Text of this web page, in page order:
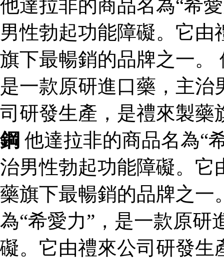
他達拉非的商品名為“希
男性勃起功能障礙。它
旗下最暢銷的品牌之一。
是一款原研進口藥，主
司研發生產，是禮來製
鋼 他達拉非的商品名為“
治男性勃起功能障礙。它
藥旗下最暢銷的品牌之一
為“希愛力”，是一款原研
礙。它由禮來公司研發生